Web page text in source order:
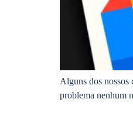
Alguns dos nossos
problema nenhum